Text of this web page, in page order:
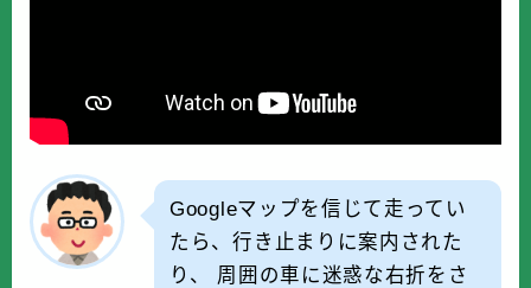
Googleマップを信じて走ってい
たら、行き止まりに案内された
り、 周囲の車に迷惑な右折をさ